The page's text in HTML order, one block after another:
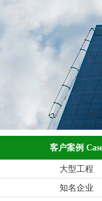
客户案例
大型工程
知名企业